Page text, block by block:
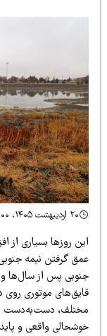
روزها بسیاری از
گرفتن نیمه جنوبی
پس از سال‌ها و
موتوری روی
دست‌به‌دست
واقعی و پایدار